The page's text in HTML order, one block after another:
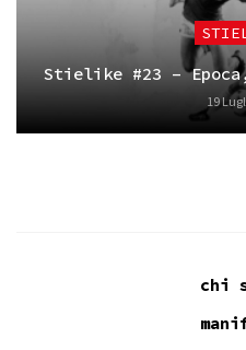
Stielike #23 –
19
chi